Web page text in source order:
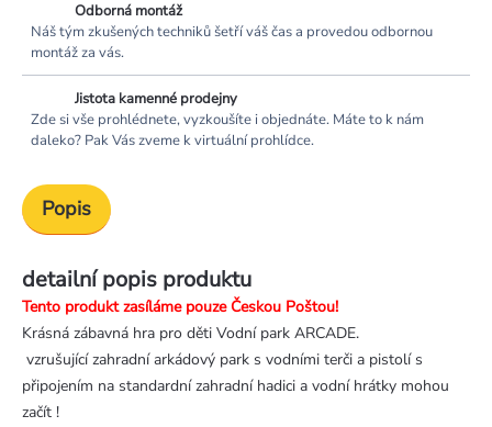
Odborná montáž
Náš tým zkušených techniků šetří váš čas a provedou odbornou
montáž za vás.
Jistota kamenné prodejny
Zde si vše prohlédnete, vyzkoušíte i objednáte. Máte to k nám
daleko? Pak Vás zveme k virtuální prohlídce.
Popis
detailní popis produktu
Tento produkt zasíláme pouze Českou Poštou!
Krásná zábavná hra pro děti Vodní park ARCADE.
vzrušující zahradní arkádový park s vodními terči a pistolí s
připojením na standardní zahradní hadici a vodní hrátky mohou
začít !